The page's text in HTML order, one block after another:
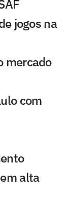
jogos na
mercado
com
alta